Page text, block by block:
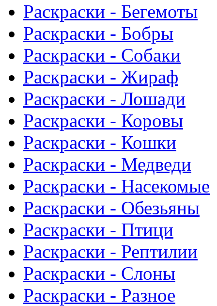
Раскраски - Бегемоты
Раскраски - Бобры
Раскраски - Собаки
Раскраски - Жираф
Раскраски - Лошади
Раскраски - Коровы
Раскраски - Кошки
Раскраски - Медведи
Раскраски - Насекомые
Раскраски - Обезьяны
Раскраски - Птици
Раскраски - Рептилии
Раскраски - Слоны
Раскраски - Разное